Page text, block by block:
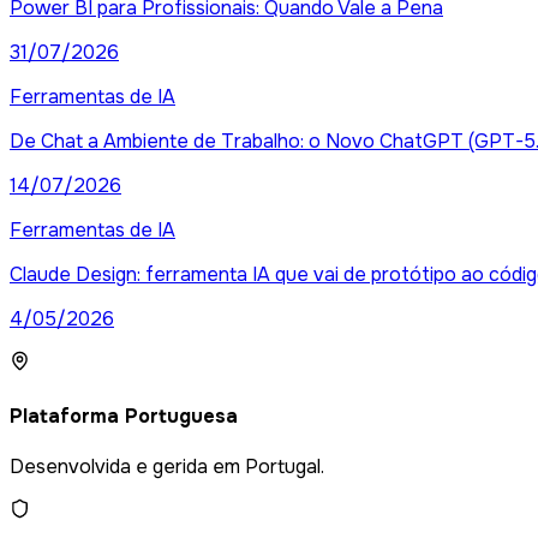
Power BI para Profissionais: Quando Vale a Pena
31/07/2026
Ferramentas de IA
De Chat a Ambiente de Trabalho: o Novo ChatGPT (GPT-
14/07/2026
Ferramentas de IA
Claude Design: ferramenta IA que vai de protótipo ao
4/05/2026
Plataforma Portuguesa
Desenvolvida e gerida em Portugal.